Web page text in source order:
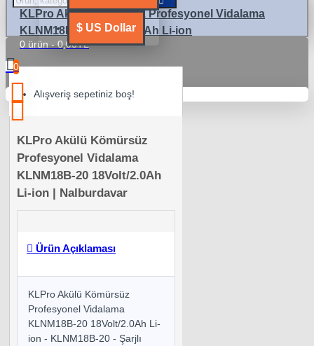
$ US Dollar
0 ürün - 0,00TL
0
Alışveriş sepetiniz boş!
KLPro Akülü Kömürsüz Profesyonel Vidalama
KLNM18B-20 18Volt/2.0Ah Li-ion
KLPro Akülü Kömürsüz
Profesyonel Vidalama
KLNM18B-20 18Volt/2.0Ah
Li-ion | Nalburdavar
Ürün Açıklaması
KLPro Akülü Kömürsüz
Profesyonel Vidalama
KLNM18B-20 18Volt/2.0Ah Li-
ion - KLNM18B-20 - Şarjlı